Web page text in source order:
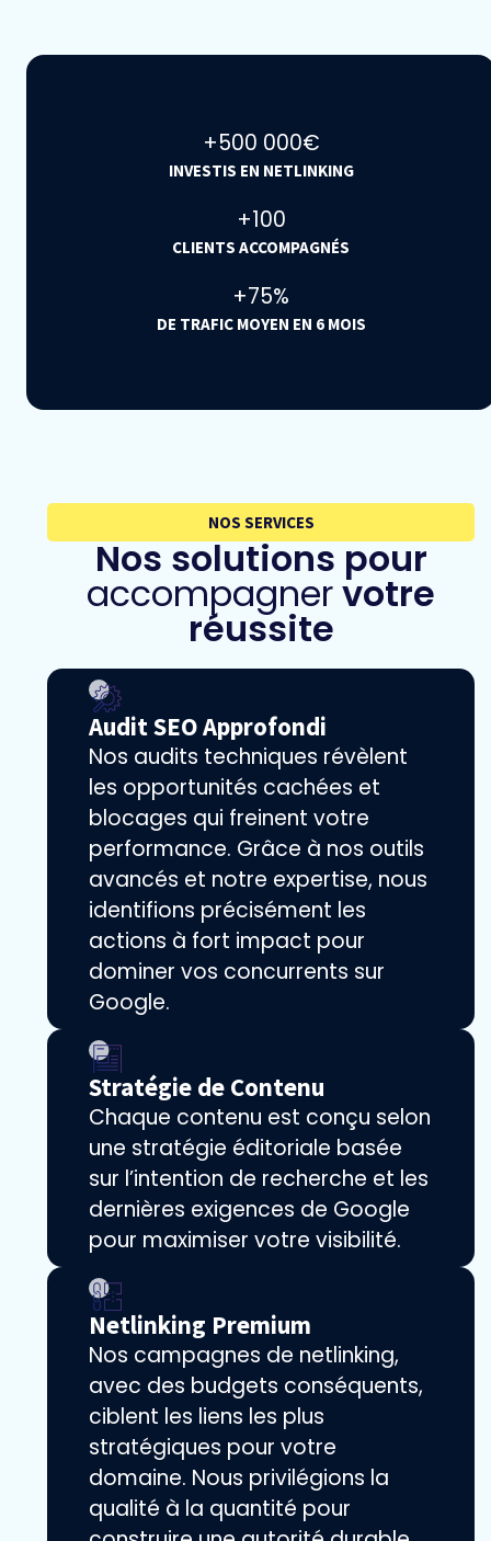
+500 000€
INVESTIS EN NETLINKING
+100
CLIENTS ACCOMPAGNÉS
+75%
DE TRAFIC MOYEN EN 6 MOIS
NOS SERVICES
Nos solutions pour
accompagnervotre
réussite
Audit SEO Approfondi
Nos audits techniques révèlent
les opportunités cachées et
blocages qui freinent votre
performance. Grâce à nos outils
avancés et notre expertise, nous
identifions précisément les
actions à fort impact pour
dominer vos concurrents sur
Google.
Stratégie de Contenu
Chaque contenu est conçu selon
une stratégie éditoriale basée
sur l’intention de recherche et les
dernières exigences de Google
pour maximiser votre visibilité.
Netlinking Premium
Nos campagnes de netlinking,
avec des budgets conséquents,
ciblent les liens les plus
stratégiques pour votre
domaine. Nous privilégions la
qualité à la quantité pour